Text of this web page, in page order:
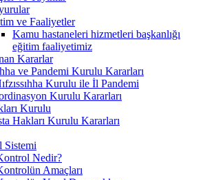
ve Faaliyetler
Kamu hastaneleri hizmetleri başkanlığı
eğitim faaliyetimiz
Kararlar
ve Pandemi Kurulu Kararları
Kurulu ile İl Pandemi
Kurulu Kararları
Kurulu
Hakları Kurulu Kararları
Sistemi
Nedir?
Amaçları